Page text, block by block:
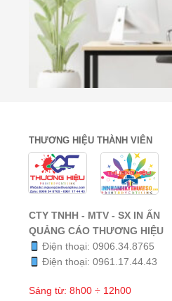
THƯƠNG HIỆU THÀNH VIÊN
CTY TNHH - MTV - SX IN ẤN
QUẢNG CÁO THƯƠNG HIỆU
Điện thoại:0906.34.8765
Điện thoại:0961.17.44.43
Sáng từ: 8h00 ÷ 12h00